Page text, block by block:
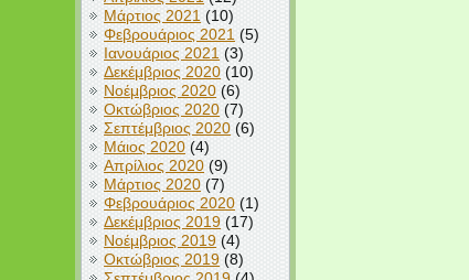
Μάρτιος 2021 (10)
Φεβρουάριος 2021 (5)
Ιανουάριος 2021 (3)
Δεκέμβριος 2020 (10)
Νοέμβριος 2020 (6)
Οκτώβριος 2020 (7)
Σεπτέμβριος 2020 (6)
Μάιος 2020 (4)
Απρίλιος 2020 (9)
Μάρτιος 2020 (7)
Φεβρουάριος 2020 (1)
Δεκέμβριος 2019 (17)
Νοέμβριος 2019 (4)
Οκτώβριος 2019 (8)